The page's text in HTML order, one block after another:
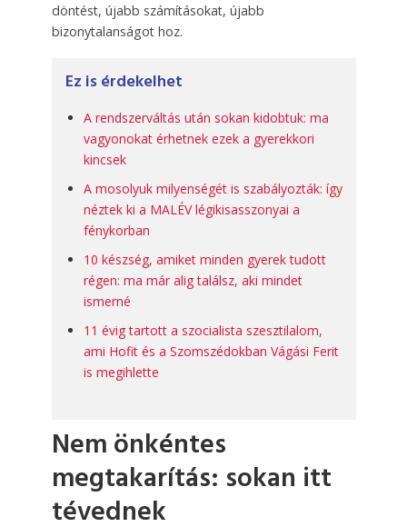
döntést, újabb számításokat, újabb
bizonytalanságot hoz.
Ez is érdekelhet
A rendszerváltás után sokan kidobtuk: ma
vagyonokat érhetnek ezek a gyerekkori
kincsek
A mosolyuk milyenségét is szabályozták: így
néztek ki a MALÉV légikisasszonyai a
fénykorban
10 készség, amiket minden gyerek tudott
régen: ma már alig találsz, aki mindet
ismerné
11 évig tartott a szocialista szesztilalom,
ami Hofit és a Szomszédokban Vágási Ferit
is megihlette
Nem önkéntes
megtakarítás: sokan itt
tévednek